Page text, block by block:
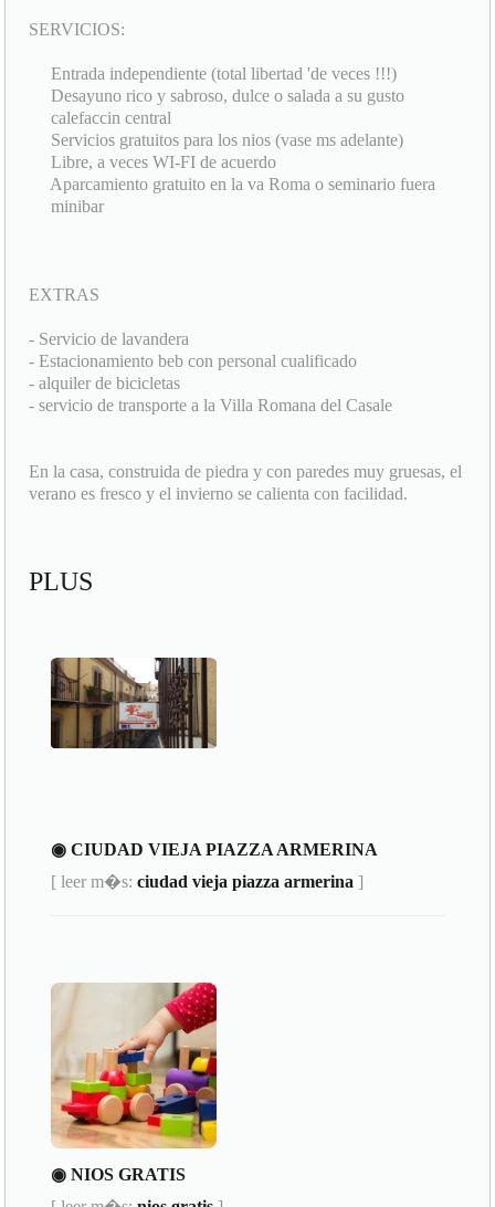
SERVICIOS:
Entrada independiente (total libertad 'de veces !!!)
Desayuno rico y sabroso, dulce o salada a su gusto
calefaccin central
Servicios gratuitos para los nios (vase ms adelante)
Libre, a veces WI-FI de acuerdo
Aparcamiento gratuito en la va Roma o seminario fuera
minibar
EXTRAS
- Servicio de lavandera
- Estacionamiento beb con personal cualificado
- alquiler de bicicletas
- servicio de transporte a la Villa Romana del Casale
En la casa, construida de piedra y con paredes muy gruesas, el
verano es fresco y el invierno se calienta con facilidad.
PLUS
◉ CIUDAD VIEJA PIAZZA ARMERINA
[ leer m�s:ciudad vieja piazza armerina ]
◉ NIOS GRATIS